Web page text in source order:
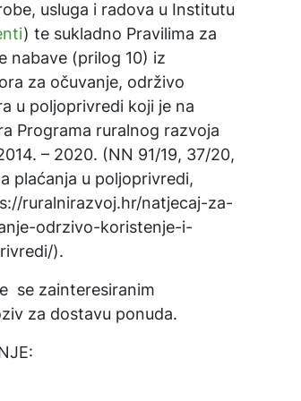
usluga i radova u Institutu
) te sukladno Pravilima za
nabave (prilog 10) iz
za očuvanje, održivo
u poljoprivredi koji je na
Programa ruralnog razvoja
– 2020. (NN 91/19, 37/20,
plaćanja u poljoprivredi,
ruralnirazvoj.hr/natjecaj-za-
odrzivo-koristenje-i-
).
se zainteresiranim
za dostavu ponuda.